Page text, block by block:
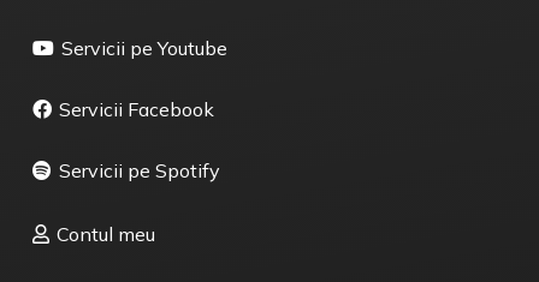
Servicii pe Youtube
Servicii Facebook
Servicii pe Spotify
Contul meu